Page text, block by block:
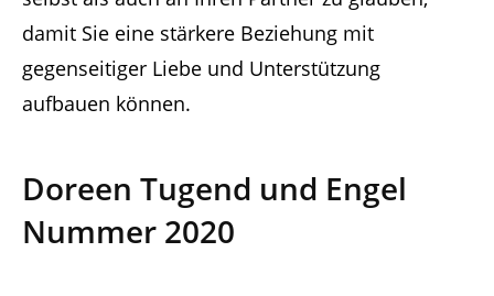
damit Sie eine stärkere Beziehung mit
gegenseitiger Liebe und Unterstützung
aufbauen können.
Doreen Tugend und Engel
Nummer 2020